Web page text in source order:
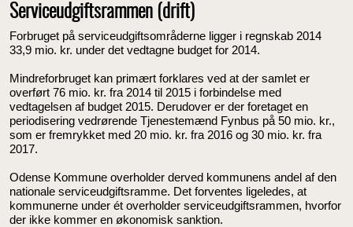
Serviceudgiftsrammen (drift)
Forbruget på serviceudgiftsområderne ligger i regnskab 2014
33,9 mio. kr. under det vedtagne budget for 2014.
Mindreforbruget kan primært forklares ved at der samlet er
overført 76 mio. kr. fra 2014 til 2015 i forbindelse med
vedtagelsen af budget 2015. Derudover er der foretaget en
periodisering vedrørende Tjenestemænd Fynbus på 50 mio. kr.,
som er fremrykket med 20 mio. kr. fra 2016 og 30 mio. kr. fra
2017.
Odense Kommune overholder derved kommunens andel af den
nationale serviceudgiftsramme. Det forventes ligeledes, at
kommunerne under ét overholder serviceudgiftsrammen, hvorfor
der ikke kommer en økonomisk sanktion.